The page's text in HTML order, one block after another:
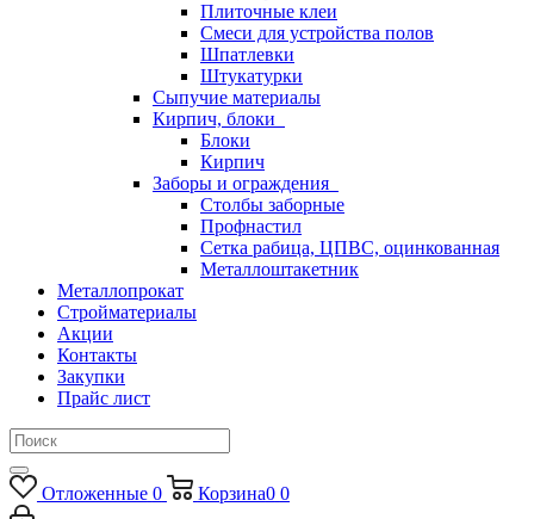
Плиточные клеи
Смеси для устройства полов
Шпатлевки
Штукатурки
Сыпучие материалы
Кирпич, блоки
Блоки
Кирпич
Заборы и ограждения
Столбы заборные
Профнастил
Сетка рабица, ЦПВС, оцинкованная
Металлоштакетник
Металлопрокат
Стройматериалы
Акции
Контакты
Закупки
Прайс лист
Отложенные 0 Корзина0 0